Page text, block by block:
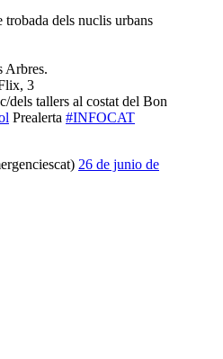
trobada dels nuclis urbans
Arbres.
3
dels tallers al costat del Bon
Prealerta #INFOCAT
26 de junio de